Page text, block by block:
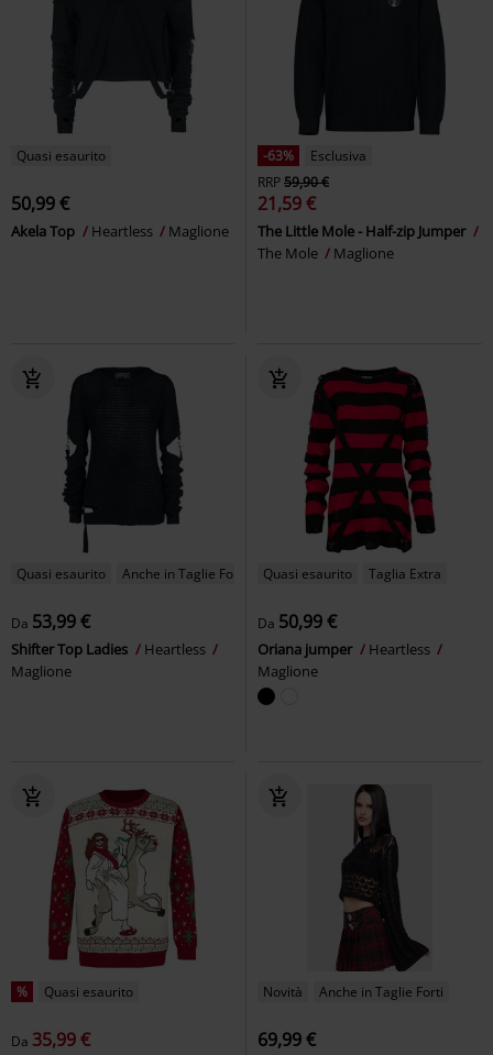
Quasi esaurito
50,99 €
Akela Top Heartless Maglione
-63%
Esclusiva
RRP59,90 €
21,59 €
The Little Mole - Half-zip Jumper
The Mole
Maglione
Quasi esaurito Anche in Taglie Forti
Da 53,99 €
Shifter Top Ladies
Heartless
Maglione
Quasi esaurito Taglia Extra
Da 50,99 €
Oriana jumper
Heartless
Maglione
% Quasi esaurito
Da 35,99 €
Novità Anche in Taglie Forti
69,99 €